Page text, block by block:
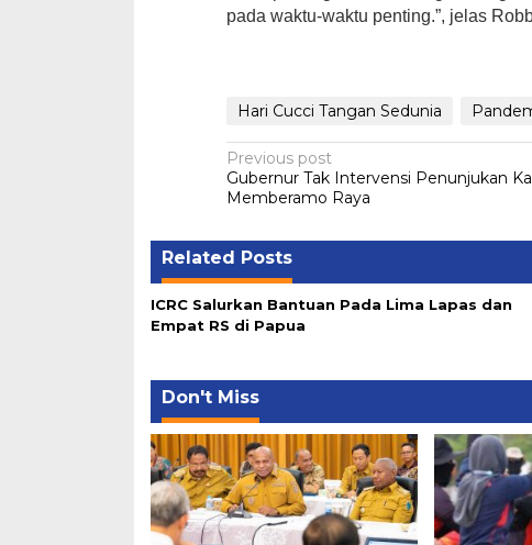
pada waktu-waktu penting.”, jelas
Hari Cucci Tangan Sedunia
Post
navigation
Previous post
Gubernur Tak Intervensi Penunjukan
Memberamo Raya
Related Posts
ICRC Salurkan Bantuan Pada Lima Lapas dan
Empat RS di Papua
Don't Miss